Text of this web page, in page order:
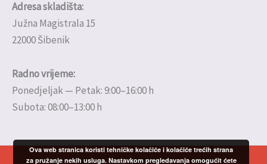
Adresa skladišta:
Južna Magistrala 15
22000 Šibenik
Radno vrijeme:
Ponedjeljak — Petak: 9:00–16:00 h
Subota: 08:00–13:00 h
Ova web stranica koristi tehničke kolačiće i kolačiće trećih strana
za pružanje nekih usluga. Nastavkom pregledavanja omogućit ćete